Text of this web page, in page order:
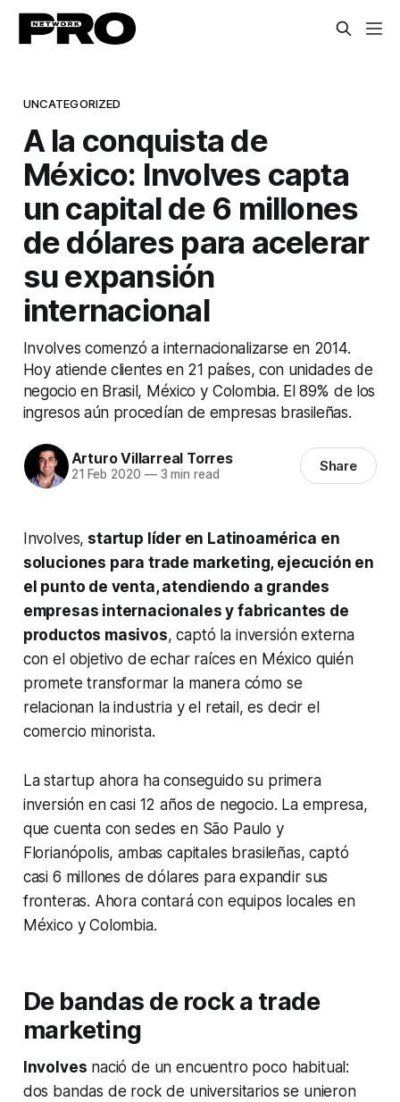
UNCATEGORIZED
A la conquista de
México: Involves capta
un capital de 6 millones
de dólares para acelerar
su expansión
internacional
Involves comenzó a internacionalizarse en 2014.
Hoy atiende clientes en 21 países, con unidades de
negocio en Brasil, México y Colombia. El 89% de los
ingresos aún procedían de empresas brasileñas.
Arturo Villarreal Torres
21 Feb 2020 —3 min read Share
Involves, startup líder en Latinoamérica en
soluciones para trade marketing, ejecución en
el punto de venta, atendiendo a grandes
empresas internacionales y fabricantes de
productos masivos, captó la inversión externa
con el objetivo de echar raíces en México quién
promete transformar la manera cómo se
relacionan la industria y el retail, es decir el
comercio minorista.
Lastartup ahora ha conseguido su primera
inversión en casi 12 años de negocio. La empresa,
que cuenta con sedes en São Paulo y
Florianópolis, ambas capitales brasileñas, captó
casi 6 millones de dólares para expandir sus
fronteras. Ahora contará con equipos locales en
México y Colombia.
De bandas de rock a trade
marketing
Involves nació de un encuentro poco habitual:
dos bandas de rock de universitarios se unieron